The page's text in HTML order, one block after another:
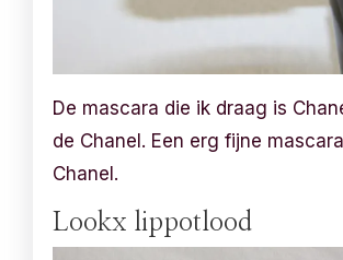
De mascara die ik draag is
de Chanel. Een erg fijne
Chanel.
Lookx lippotlood